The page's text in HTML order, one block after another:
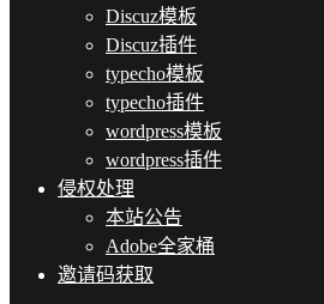
Discuz模板
Discuz插件
typecho模板
typecho插件
wordpress模板
wordpress插件
侵权处理
本站公告
Adobe全家桶
邀请码获取